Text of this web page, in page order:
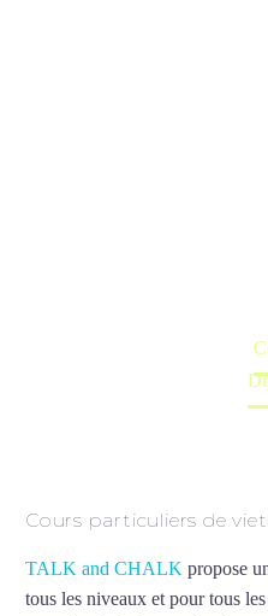
Cours particuliers de
TALK and CHALK propose
tous les niveaux et pour tous